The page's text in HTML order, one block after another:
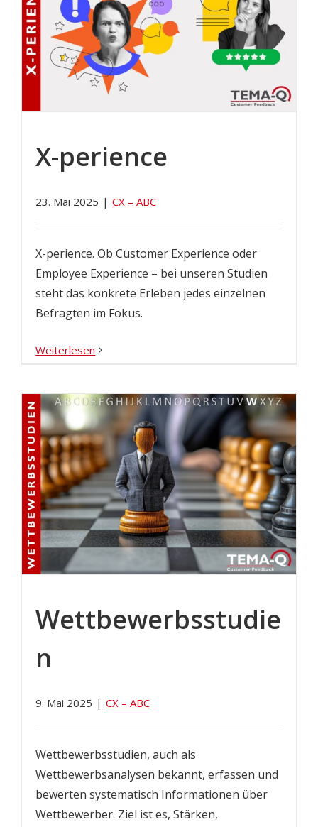
X-perience
23. Mai 2025 | CX – ABC
X-perience. Ob Customer Experience oder
Employee Experience – bei unseren Studien
steht das konkrete Erleben jedes einzelnen
Befragten im Fokus.
Weiterlesen
Wettbewerbsstudie
n
9. Mai 2025 | CX – ABC
Wettbewerbsstudien, auch als
Wettbewerbsanalysen bekannt, erfassen und
bewerten systematisch Informationen über
Wettbewerber. Ziel ist es, Stärken,